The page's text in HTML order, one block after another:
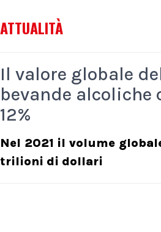
ATTUALITÀ
Il valore globale
bevande alcoliche
12%
Nel 2021 il volume
trilioni di dollari